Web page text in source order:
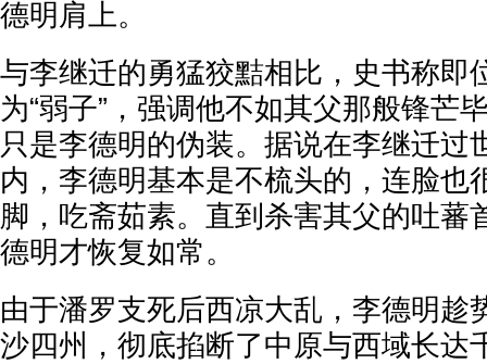
德明肩上。
与李继迁的勇猛狡黠相比，史书称即
为“弱子”，强调他不如其父那般锋芒
只是李德明的伪装。据说在李继迁过
内，李德明基本是不梳头的，连脸也
脚，吃斋茹素。直到杀害其父的吐蕃
德明才恢复如常。
由于潘罗支死后西凉大乱，李德明趁
沙四州，彻底掐断了中原与西域长达